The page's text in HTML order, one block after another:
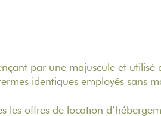
par une majuscule et
identiques employés sans
les offres de location